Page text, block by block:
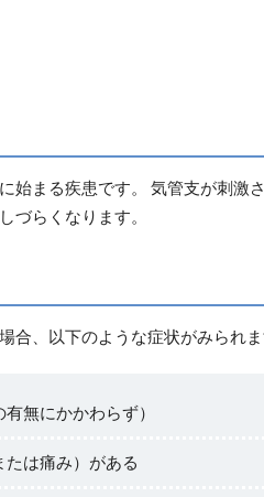
始まる疾患です。 気管支が刺
づらくなります。
合、以下のような症状がみられま
無にかかわらず）
は痛み）がある